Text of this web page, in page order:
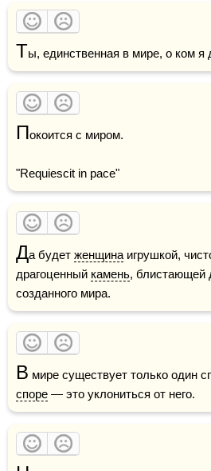
Т
Покоится с миром.
"Requiescit in pace"
Да будет женщина игрушкой,
драгоценный камень, блистающей
созданного мира.
В
споре — это уклониться от него.